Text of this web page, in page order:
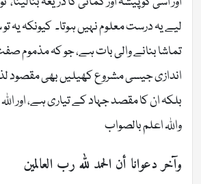
لیے یہ درست معلوم نہیں ہوتا۔ کیونکہ یہ
تماشا بنانے والی بات ہے، جو کہ مذموم
اندازی جیسی مشروع کھیلیں بھی مقصود
بلکہ ان کا مقصد جہاد کے تیاری ہے، اور
واللہ اعلم بالصواب
وآخر دعوانا أن الحمد لله رب العالمين